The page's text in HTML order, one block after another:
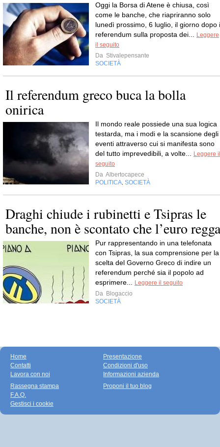
Oggi la Borsa di Atene è chiusa, così
come le banche, che riapriranno solo
lunedì prossimo, 6 luglio, il giorno dopo
referendum sulla proposta dei...
Leggere
il seguito
Da Stivalepensante
SOCIETÀ
Il referendum greco buca la bolla
onirica
Il mondo reale possiede una sua logica
testarda, ma i modi e la scansione degli
eventi attraverso cui si manifesta sono
del tutto imprevedibili, a volte...
Leggere il
seguito
Da Albertocapece
POLITICA SOCIETÀ
Draghi chiude i rubinetti e Tsipras le
banche, non è scontato che l’euro regga
Pur rappresentando in una telefonata
con Tsipras, la sua comprensione per la
scelta del Governo Greco di indire un
referendum perché sia il popolo ad
esprimere...
Leggere il seguito
Da Blogaccio
SOCIETÀ
Home
Contatti
Lavora con noi
Presentazione
Condizioni d'uso
Informazioni azienda
Rassegna stampa
F.A.Q.
Gestisci i cookie
Proponi il tuo blog